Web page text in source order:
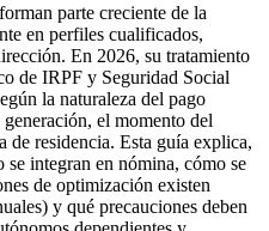
parte creciente de la
en perfiles cualificados,
En 2026, su tratamiento
de IRPF y Seguridad Social
la naturaleza del pago
el momento del
de residencia. Esta guía explica,
integran en nómina, cómo se
de optimización existen
y qué precauciones deben